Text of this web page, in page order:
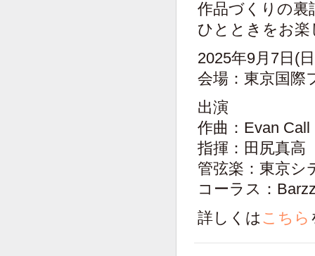
作品づくりの裏
ひとときをお
2025年9月7日(
会場：東京国
出演
作曲：Evan Call
指揮：田尻真高
管弦楽：東京シ
コーラス：
詳しくは こちら